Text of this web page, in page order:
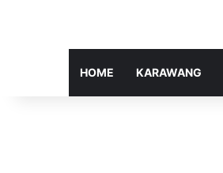
HOME KARAWANG